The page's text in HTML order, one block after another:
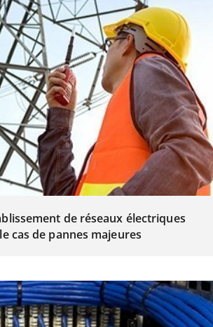
de réseaux électriques
cas de pannes majeures